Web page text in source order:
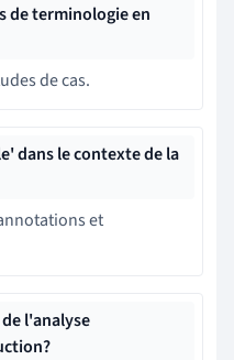
de terminologie en
de cas.
dans le contexte de la
et
l'analyse